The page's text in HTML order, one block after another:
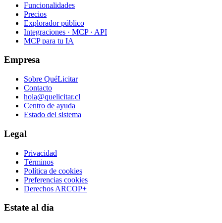
Funcionalidades
Precios
Explorador público
Integraciones · MCP · API
MCP para tu IA
Empresa
Sobre QuéLicitar
Contacto
hola@quelicitar.cl
Centro de ayuda
Estado del sistema
Legal
Privacidad
Términos
Política de cookies
Preferencias cookies
Derechos ARCOP+
Estate al día